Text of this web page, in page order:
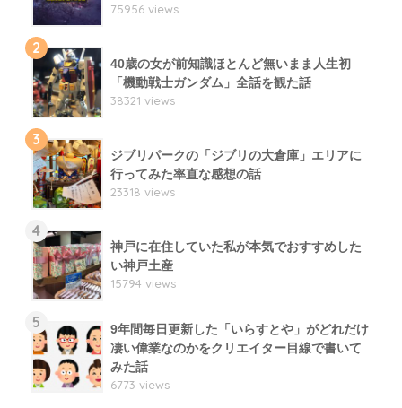
75956 views
2
40歳の女が前知識ほとんど無いまま人生初
「機動戦士ガンダム」全話を観た話
38321 views
3
ジブリパークの「ジブリの大倉庫」エリアに
行ってみた率直な感想の話
23318 views
4
神戸に在住していた私が本気でおすすめした
い神戸土産
15794 views
5
9年間毎日更新した「いらすとや」がどれだけ
凄い偉業なのかをクリエイター目線で書いて
みた話
6773 views